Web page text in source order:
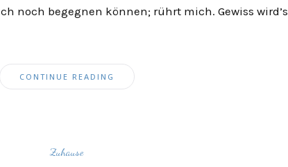
noch begegnen können; rührt mich. Gewiss wird’s
CONTINUE READING
Zuhause